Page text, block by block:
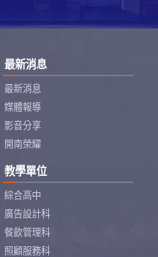
最新消息
最新消息
媒體報導
影音分享
開南榮耀
教學單位
綜合高中
廣告設計科
餐飲管理科
照顧服務科